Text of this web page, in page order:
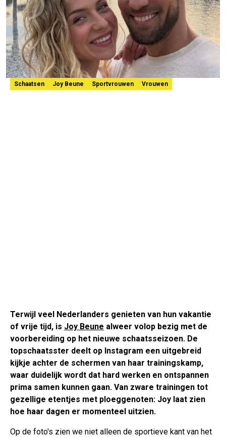
Schaatsen Joy Beune Sportvrouwen Vrouwen
Terwijl veel Nederlanders genieten van hun vakantie
of vrije tijd, is Joy Beune alweer volop bezig met de
voorbereiding op het nieuwe schaatsseizoen. De
topschaatsster deelt op Instagram een uitgebreid
kijkje achter de schermen van haar trainingskamp,
waar duidelijk wordt dat hard werken en ontspannen
prima samen kunnen gaan. Van zware trainingen tot
gezellige etentjes met ploeggenoten: Joy laat zien
hoe haar dagen er momenteel uitzien.
Op de foto's zien we niet alleen de sportieve kant van het